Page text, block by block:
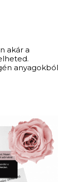
akár a
anyagokból